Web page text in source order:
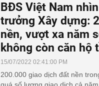
BĐS Việt Nam
trưởng Xây dựng:
nền, vượt xa năm
không còn căn hộ
15/07/2022 02:41:00 PM
200.000 giao dịch đất nền